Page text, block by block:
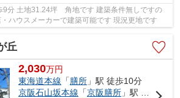
9分 土地31.24坪 角地です 建築条件無しですの
ハウスメーカーで建築可能です 現況更地です
丘
2,030万円
東海道本線 「膳所 」駅 徒歩10分
京阪石山坂本線 「京阪膳所 」駅 徒歩10分